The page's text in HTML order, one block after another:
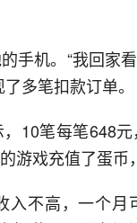
手机。“我回家
多笔扣款订单。
10笔每笔648元
游戏充值了蛋币
入不高，一个月